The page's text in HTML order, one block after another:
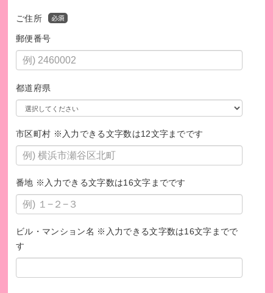
みなさんと共に動物福祉を高めたい。ぜひご支援くだ
さい
日本で活動する動物関連団体は、ボランティアを中心とした
小さな組織がほとんどです。現場で活動する団体さんへ寄り
添い共に成長支援をしていく中間支援組織であるアニドネの
存在は今の日本に必要だと考え尽力しています。私たちの活
動支援により、日本の動物福祉の成長が促進されます。昨
今、動物愛護＆福祉への関心が高まりつつあることは、日本
が真の成熟国家になるために大変喜ばしいことだと思ってい
ご住所
郵便番号
都道府県
市区町村 ※入力できる文字数は12文字までです
番地 ※入力できる文字数は16文字までです
ビル・マンション名 ※入力できる文字数は16文字までで
す